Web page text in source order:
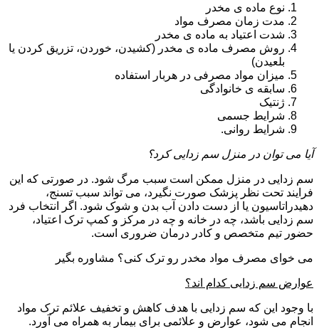
نوع ماده ی مخدر
مدت زمان مصرف مواد
شدت اعتیاد به ماده ی مخدر
روش مصرف ماده ی مخدر (کشیدن، خوردن، تزریق کردن یا
بلعیدن)
میزان مواد مصرفی در هربار استفاده
سابقه ی خانوادگی
ژنتیک
شرایط جسمی
شرایط روانی.
آیا می توان در منزل سم زدایی کرد؟
سم زدایی در منزل ممکن است سبب مرگ شود. در صورتی که این
فرایند تحت نظر پزشک صورت نگیرد، می تواند سبب تسنج،
دهیدراتاسیون یا از دست دادن آب بدن و شوک شود. اگر انتخاب فرد
سم زدایی باشد، چه در خانه و چه در مرکز و کمپ ترک اعتیاد،
حضور تیم متخصص و کادر درمان ضروری است.
می خوای مصرف مواد مخدر رو ترک کنی؟ مشاوره بگیر
عوارض سم زدایی کدام اند؟
با وجود این که سم زدایی با هدف کاهش و تخفیف علائم ترک مواد
انجام می شود، عوارض و علائمی برای بیمار به همراه می آورد.